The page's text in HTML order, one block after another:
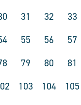
31 32 33
55 56 57
79 80 81
103 104 105